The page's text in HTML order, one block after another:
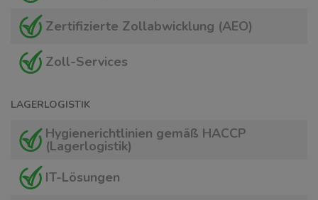
Zertifizierte Zollabwicklung (AEO)
Zoll-Services
LAGERLOGISTIK
Hygienerichtlinien gemäß HACCP
(Lagerlogistik)
IT-Lösungen